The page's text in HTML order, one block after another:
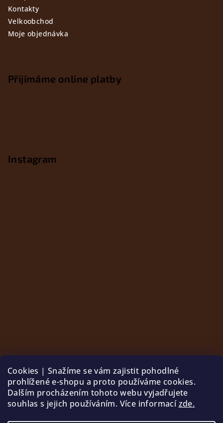
Cookies | Snažíme se vám zajistit pohodlné
prohlížené e-shopu a proto používáme cookies.
Dalším procházením tohoto webu vyjadřujete
souhlas s jejich používáním. Více informacízde.
Kontakty
Velkoobchod
Moje objednávka
Přijímáme online platby
Instagram